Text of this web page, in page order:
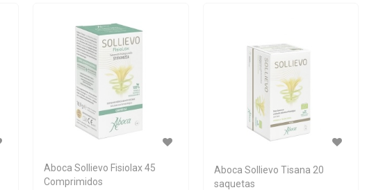
Aboca Sollievo Fisiolax 45
Comprimidos
Aboca Sollievo Tisana 20
saquetas